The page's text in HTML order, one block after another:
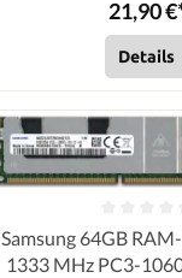
21,90
Details
Samsung 64GB
1333 MHz PC3-